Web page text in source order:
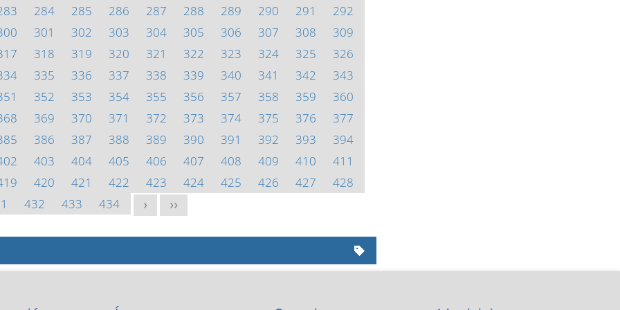
284 285 286 287 288 289 290 291
292
301 302 303 304 305 306 307 308
309
318 319 320 321 322 323 324 325
326
335 336 337 338 339 340 341 342
343
352 353 354 355 356 357 358 359
360
369 370 371 372 373 374 375 376
377
386 387 388 389 390 391 392 393
394
403 404 405 406 407 408 409 410
411
420 421 422 423 424 425 426 427
428
432 433 434 > >>